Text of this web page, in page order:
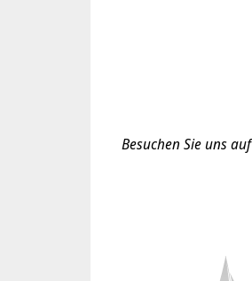
Besuchen Sie uns auf